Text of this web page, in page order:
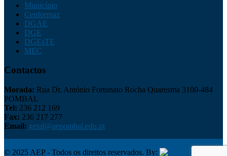
Município
Cenformaz
DGAE
DGE
DGEsTE
MEC
Contactos
Morada: Rua Dr. António Fortunato Rocha Quaresma 3100-484
POMBAL
Tel: 236 212 169
Fax: 236 217 277
Email: geral@aepombal.edu.pt
© 2025 AEP - Todos os direitos reservados. By: